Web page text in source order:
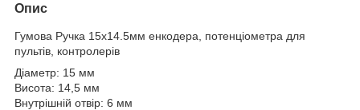
Опис
Гумова Ручка 15x14.5мм енкодера, потенціометра для
пультів, контролерів
Діаметр: 15 мм
Висота: 14,5 мм
Внутрішній отвір: 6 мм